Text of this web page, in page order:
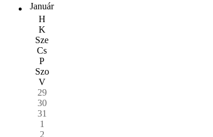
Január
H
K
Sze
Cs
P
Szo
V
29
30
31
1
2